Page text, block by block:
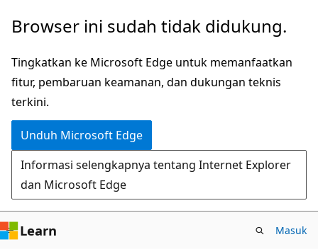
Lompati
konten
utama
Browser ini sudah tidak didukung.
Tingkatkan ke Microsoft Edge untuk memanfaatkan
fitur, pembaruan keamanan, dan dukungan teknis
terkini.
Unduh Microsoft Edge
Informasi selengkapnya tentang Internet Explorer
dan Microsoft Edge
Learn Masuk